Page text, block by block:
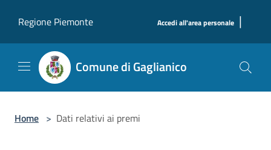
Regione Piemonte
Accedi all'area personale |
Comune di Gaglianico
Home > Dati relativi ai premi